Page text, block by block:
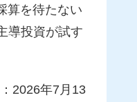
算を待たない
投資が試す
2026年7月13